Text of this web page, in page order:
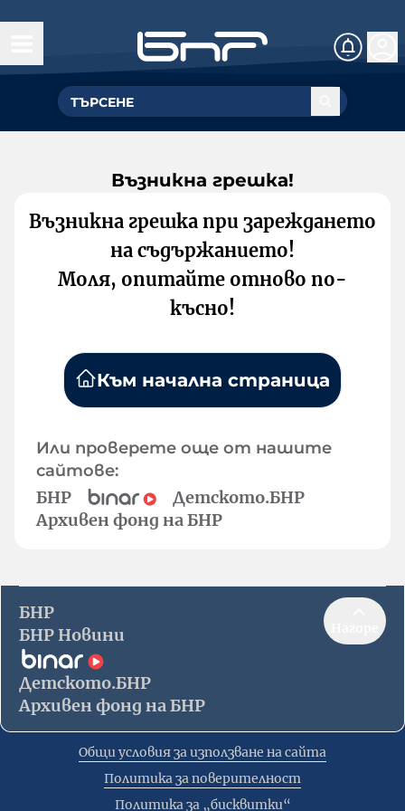
Възникна грешка!
Възникна грешка при зареждането
на съдържанието!
Моля, опитайте отново по-
късно!
Към начална страница
Или проверете още от нашите
сайтове:
БНР
Детското.БНР
Архивен фонд на БНР
БНР
БНР Новини
Детското.БНР
Архивен фонд на БНР
Общи условия за използване на сайта
Политика за поверителност
Политика за „бисквитки“